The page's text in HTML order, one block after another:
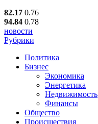
82.17 0.76
94.84 0.78
новости
Рубрики
Политика
Бизнес
Экономика
Энергетика
Недвижимость
Финансы
Общество
Происшествия